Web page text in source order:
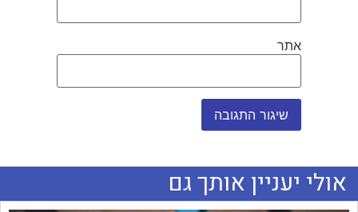
אתר
אולי יעניין אותך גם